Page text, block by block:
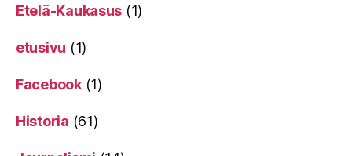
Etelä-Kaukasus (1)
etusivu (1)
Facebook(1)
Historia (61)